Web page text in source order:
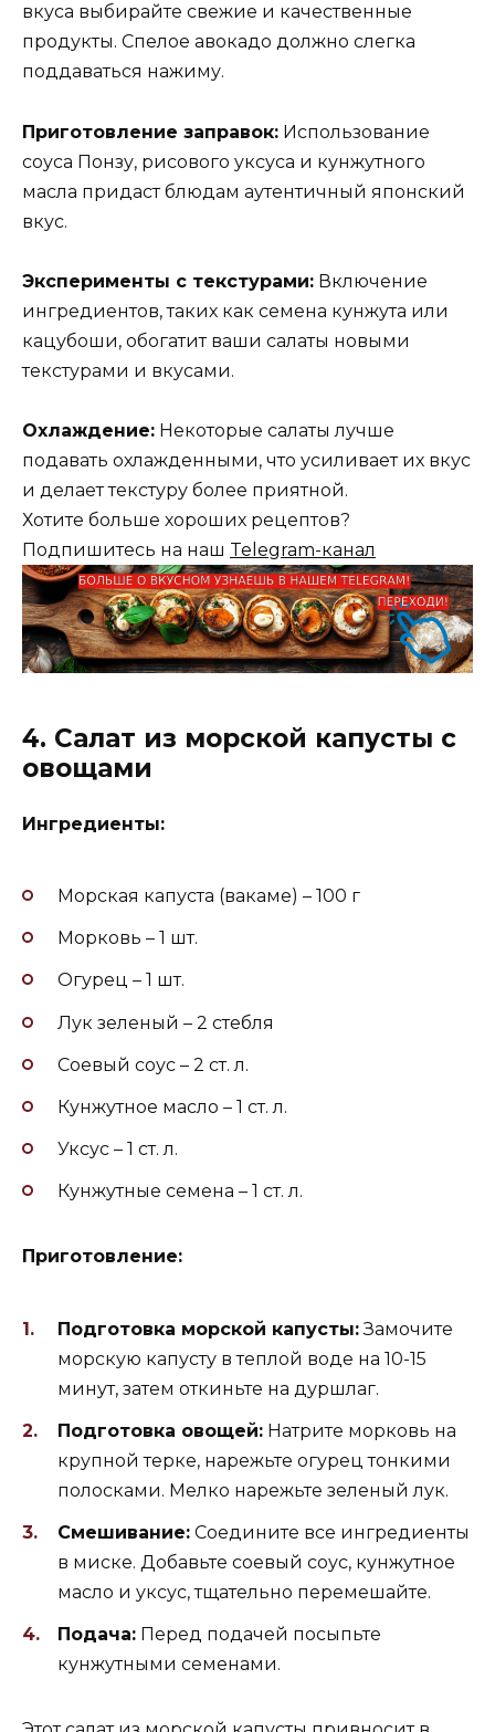
вкуса выбирайте свежие и качественные
продукты. Спелое авокадо должно слегка
поддаваться нажиму.
Приготовление заправок: Использование
соуса Понзу, рисового уксуса и кунжутного
масла придаст блюдам аутентичный японский
вкус.
Эксперименты с текстурами: Включение
ингредиентов, таких как семена кунжута или
кацубоши, обогатит ваши салаты новыми
текстурами и вкусами.
Охлаждение: Некоторые салаты лучше
подавать охлажденными, что усиливает их вкус
и делает текстуру более приятной.
Хотите больше хороших рецептов?
Подпишитесь на наш Telegram-канал
4. Салат из морской капусты с
овощами
Ингредиенты:
Морская капуста (вакаме) – 100 г
Морковь – 1 шт.
Огурец – 1 шт.
Лук зеленый – 2 стебля
Соевый соус – 2 ст. л.
Кунжутное масло – 1 ст. л.
Уксус – 1 ст. л.
Кунжутные семена – 1 ст. л.
Приготовление:
Подготовка морской капусты:Замочите
морскую капусту в теплой воде на 10-15
минут, затем откиньте на дуршлаг.
Подготовка овощей: Натрите морковь на
крупной терке, нарежьте огурец тонкими
полосками. Мелко нарежьте зеленый лук.
Смешивание: Соедините все ингредиенты
в миске. Добавьте соевый соус, кунжутное
масло и уксус, тщательно перемешайте.
Подача: Перед подачей посыпьте
кунжутными семенами.